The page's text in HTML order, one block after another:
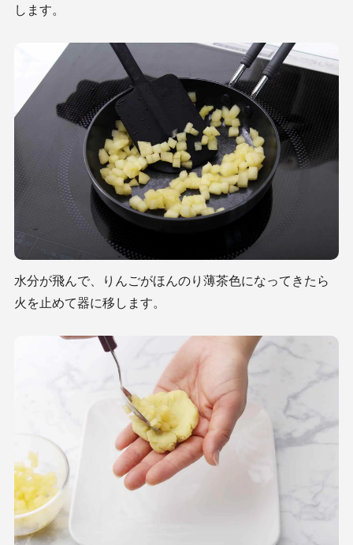
します。
水分が飛んで、りんごがほんのり薄茶色になってきたら
火を止めて器に移します。